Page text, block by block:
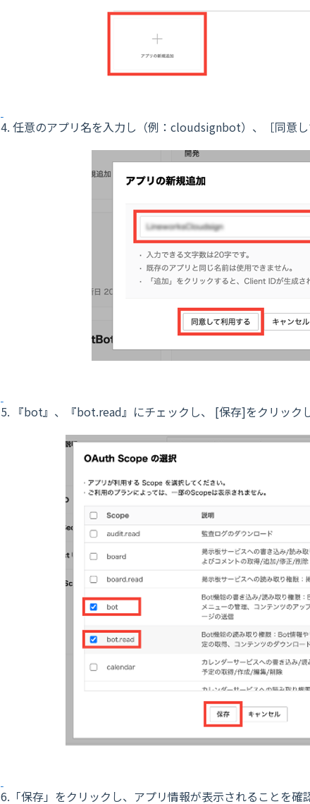
4. 任意のアプリ名を入力し（例：cloudsignbot）、［同意し
5. 『bot』、『bot.read』にチェックし、 [保存]をクリックし
6.「保存」をクリックし、アプリ情報が表示されることを確